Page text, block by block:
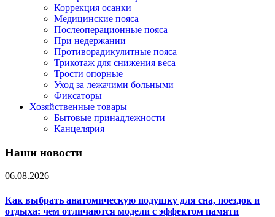
Коррекция осанки
Медицинские пояса
Послеоперационные пояса
При недержании
Противорадикулитные пояса
Трикотаж для снижения веса
Трости опорные
Уход за лежачими больными
Фиксаторы
Хозяйственные товары
Бытовые принадлежности
Канцелярия
Наши новости
06.08.2026
Как выбрать анатомическую подушку для сна, поездок и
отдыха: чем отличаются модели с эффектом памяти